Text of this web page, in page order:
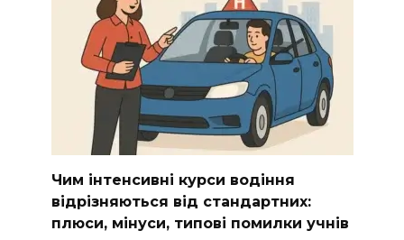
Чим інтенсивні курси водіння
відрізняються від стандартних:
плюси, мінуси, типові помилки учнів